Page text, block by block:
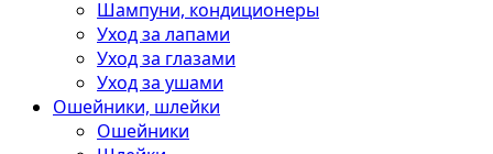
Шампуни, кондиционеры
Уход за лапами
Уход за глазами
Уход за ушами
Ошейники, шлейки
Ошейники